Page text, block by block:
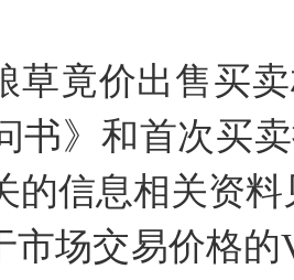
草竟价出售买
书》和首次买
的信息相关资
市场交易价格